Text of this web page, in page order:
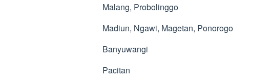
Malang, Probolinggo
Madiun, Ngawi, Magetan, Ponorogo
Banyuwangi
Pacitan